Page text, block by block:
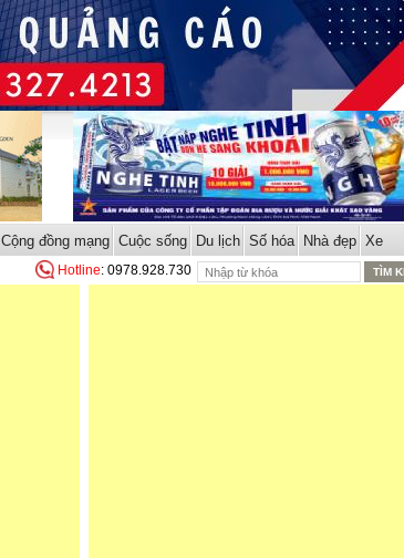
Cộng đồng mạng Cuộc sống Du lịch Số hóa Nhà đẹp Xe
Hotline: 0978.928.730